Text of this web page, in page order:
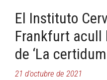
El Instituto
Frankfurt acull
de ‘La
21 d'octubre de 2021